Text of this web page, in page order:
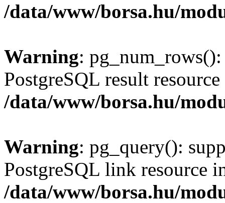
/data/www/borsa.hu/
Warning:
PostgreSQL result
/data/www/borsa.hu/
Warning: pg_query():
PostgreSQL link resource
/data/www/borsa.hu/